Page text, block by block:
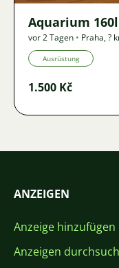
Aquarium
vor 2 Tagen • Praha,?
Ausrüstung
1.500 Kč
ANZEIGEN
Anzeige hinzufügen
Anzeigen